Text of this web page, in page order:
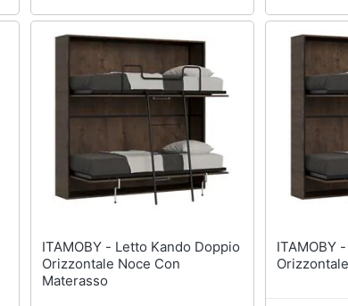
ITAMOBY - Letto Kando Doppio
Orizzontale Noce Con
Materasso
ITAMOBY - Letto Kando Doppio